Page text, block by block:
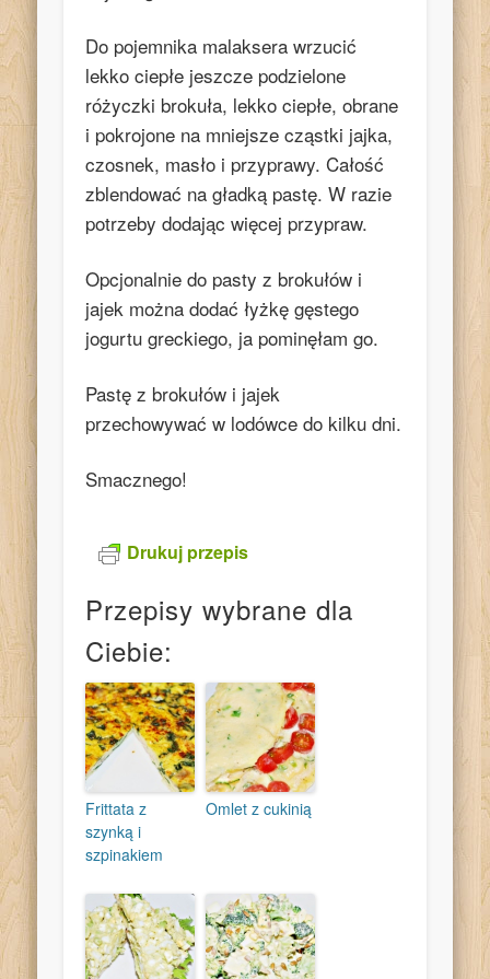
Do pojemnika malaksera wrzucić
lekko ciepłe jeszcze podzielone
różyczki brokuła, lekko ciepłe, obrane
i pokrojone na mniejsze cząstki jajka,
czosnek, masło i przyprawy. Całość
zblendować na gładką pastę. W razie
potrzeby dodając więcej przypraw.
Opcjonalnie do pasty z brokułów i
jajek można dodać łyżkę gęstego
jogurtu greckiego, ja pominęłam go.
Pastę z brokułów i jajek
przechowywać w lodówce do kilku dni.
Smacznego!
Drukuj przepis
Przepisy wybrane dla
Ciebie:
Frittata z
szynką i
szpinakiem
Omlet z cukinią